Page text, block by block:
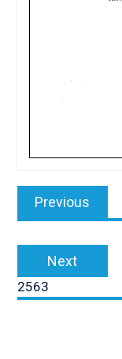
เมนู
นำทาง
Previous
Next
2563